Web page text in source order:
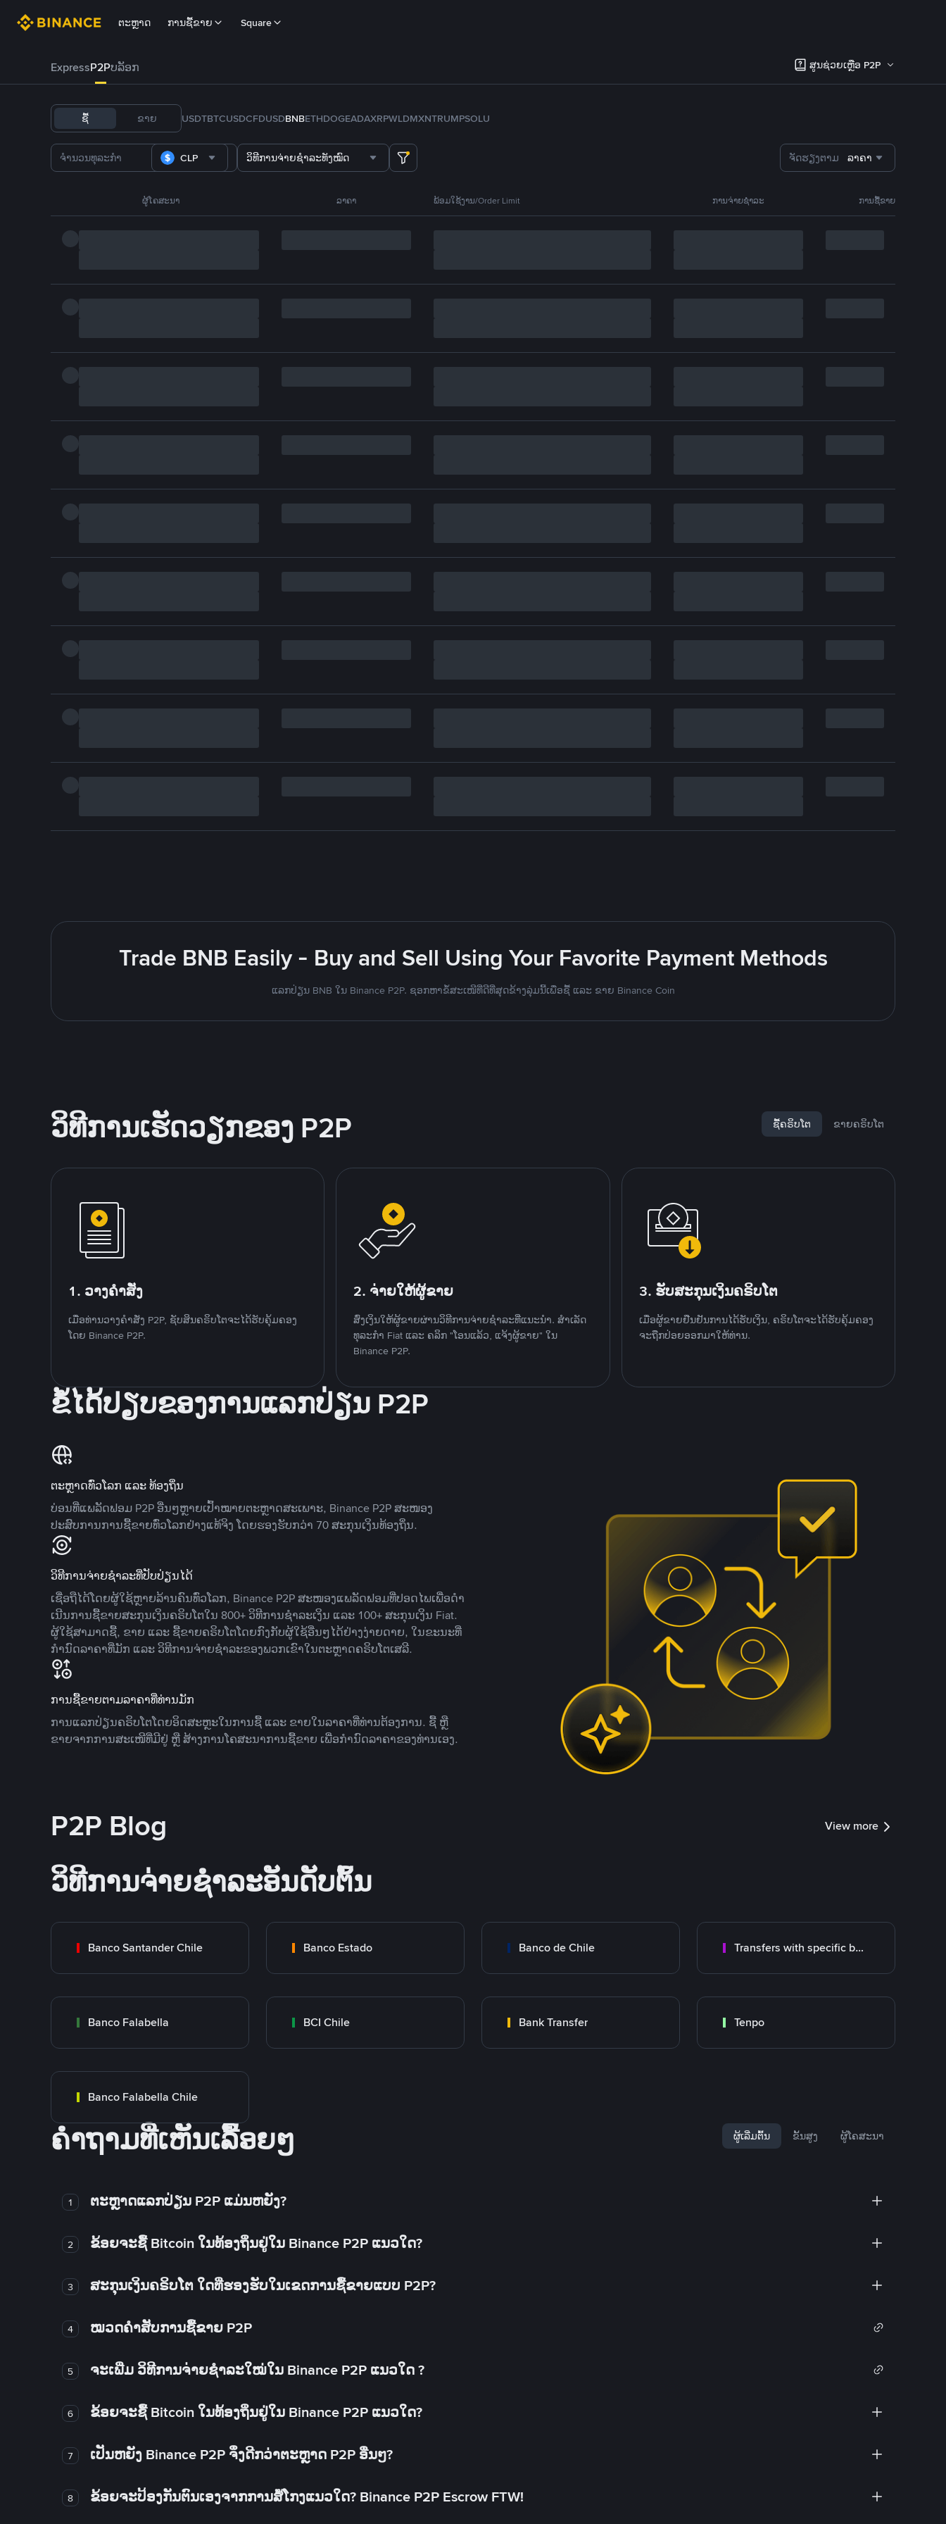
ຕະຫຼາດ ການຊື້ຂາຍ Square
ExpressP2Pບລັອກ ສູນຊ່ວຍເຫຼືອ P2P
ຊື້ ຂາຍ USDTBTCUSDCFDUSDBNBETHDOGEADAXRPWLDMXNTRUMPSOLU
CLP ວິທີການຈ່າຍຊຳລະທັງໝົດ ຈັດຮຽງຕາມ ລາຄາ
ຜູ້ໂຄສະນາ ລາຄາ ພ້ອມໃຊ້ງານ/Order Limit ການຈ່າຍຊຳລະ ການຊື້ຂາຍ
Trade BNB Easily - Buy and Sell Using Your Favorite Payment Methods
ແລກປ່ຽນ BNB ໃນ Binance P2P. ຊອກຫາຂໍ້ສະເໜີທີ່ດີທີ່ສຸດຂ້າງລຸ່ມນີ້ເພື່ອຊື້ ແລະ ຂາຍ Binance Coin
ວິທີການເຮັດວຽກຂອງ P2P ຊື້ຄຣິບໂຕ ຂາຍຄຣິບໂຕ
1. ວາງຄໍາສັ່ງ
ເມື່ອທ່ານວາງຄໍາສັ່ງ P2P, ຊັບສິນຄຣິບໂຕຈະໄດ້ຮັບຄຸ້ມຄອງ
ໂດຍ Binance P2P.
2. ຈ່າຍໃຫ້ຜູ້ຂາຍ
ສົ່ງເງິນໃຫ້ຜູ້ຂາຍຜ່ານວິທີການຈ່າຍຊຳລະທີ່ແນະນໍາ. ສໍາເລັດ
ທຸລະກໍາ Fiat ແລະ ຄລິກ "ໂອນແລ້ວ, ແຈ້ງຜູ້ຂາຍ" ໃນ
Binance P2P.
3. ຮັບສະກຸນເງິນຄຣິບໂຕ
ເມື່ອຜູ້ຂາຍຢືນຢັນການໄດ້ຮັບເງິນ, ຄຣິບໂຕຈະໄດ້ຮັບຄຸ້ມຄອງ
ຈະຖືກປ່ອຍອອກມາໃຫ້ທ່ານ.
ຂໍ້ໄດ້ປຽບຂອງການແລກປ່ຽນ P2P
ຕະຫຼາດທົ່ວໂລກ ແລະ ທ້ອງຖິ່ນ
ບ່ອນທີ່ແພລັດຟອມ P2P ອື່ນໆຫຼາຍເປົ້າໝາຍຕະຫຼາດສະເພາະ, Binance P2P ສະໜອງ
ປະສົບການການຊື້ຂາຍທົ່ວໂລກຢ່າງແທ້ຈິງ ໂດຍຮອງຮັບກວ່າ 70 ສະກຸນເງິນທ້ອງຖິ່ນ.
ວິທີການຈ່າຍຊຳລະທີ່ປັບປ່ຽນໄດ້
ເຊື່ອຖືໄດ້ໂດຍຜູ້ໃຊ້ຫຼາຍລ້ານຄົນທົ່ວໂລກ, Binance P2P ສະໜອງແພລັດຟອມທີ່ປອດໄພເພື່ອດໍາ
ເນີນການຊື້ຂາຍສະກຸນເງິນຄຣິບໂຕໃນ 800+ ວິທີການຊໍາລະເງິນ ແລະ 100+ ສະກຸນເງິນ Fiat.
ຜູ້ໃຊ້ສາມາດຊື້, ຂາຍ ແລະ ຊື້ຂາຍຄຣິບໂຕໂດຍກົງກັບຜູ້ໃຊ້ອື່ນໆໄດ້ຢ່າງງ່າຍດາຍ, ໃນຂະນະທີ່
ກໍານົດລາຄາທີ່ມັກ ແລະ ວິທີການຈ່າຍຊຳລະຂອງພວກເຂົາໃນຕະຫຼາດຄຣິບໂຕເສລີ.
ການຊື້ຂາຍຕາມລາຄາທີ່ທ່ານມັກ
ການແລກປ່ຽນຄຣິບໂຕໂດຍອິດສະຫຼະໃນການຊື້ ແລະ ຂາຍໃນລາຄາທີ່ທ່ານຕ້ອງການ. ຊື້ ຫຼື
ຂາຍຈາກການສະເໜີທີ່ມີຢູ່ ຫຼື ສ້າງການໂຄສະນາການຊື້ຂາຍ ເພື່ອກໍານົດລາຄາຂອງທ່ານເອງ.
P2P Blog View more
ວິທີການຈ່າຍຊຳລະອັນດັບຕົ້ນ
Banco Santander Chile Banco Estado Banco de Chile Transfers with specific bank
Banco Falabella BCI Chile Bank Transfer Tenpo
Banco Falabella Chile
ຄໍາຖາມທີ່ເຫັນເລື້ອຍໆ ຜູ້ເລີ່ມຕົ້ນ ຂັ້ນສູງ ຜູ້ໂຄສະນາ
1 ຕະຫຼາດແລກປ່ຽນ P2P ແມ່ນຫຍັງ?
2 ຂ້ອຍຈະຊື້ Bitcoin ໃນທ້ອງຖິ່ນຢູ່ໃນ Binance P2P ແນວໃດ?
3 ສະກຸນເງິນຄຣິບໂຕ ໃດທີ່ຮອງຮັບໃນເຂດການຊື້ຂາຍແບບ P2P?
4 ໝວດຄໍາສັບການຊື້ຂາຍ P2P
5 ຈະເພີ່ມ ວິທີການຈ່າຍຊຳລະໃໝ່ໃນ Binance P2P ແນວໃດ ?
6 ຂ້ອຍຈະຊື້ Bitcoin ໃນທ້ອງຖິ່ນຢູ່ໃນ Binance P2P ແນວໃດ?
7 ເປັນຫຍັງ Binance P2P ຈຶ່ງດີກວ່າຕະຫຼາດ P2P ອື່ນໆ?
8 ຂ້ອຍຈະປ້ອງກັນຕົນເອງຈາກການສໍ້ໂກງແນວໃດ? Binance P2P Escrow FTW!